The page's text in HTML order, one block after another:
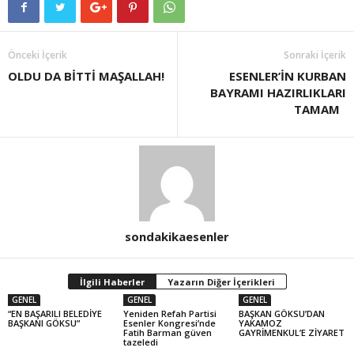
Önceki İçerik
OLDU DA BİTTİ MAŞALLAH!
Sonraki İçerik
ESENLER’İN KURBAN
BAYRAMI HAZIRLIKLARI
TAMAM
sondakikaesenler
İlgili Haberler Yazarın Diğer İçerikleri
GENEL
“EN BAŞARILI BELEDİYE
BAŞKANI GÖKSU”
GENEL
Yeniden Refah Partisi
Esenler Kongresi’nde
Fatih Barman güven
tazeledi
GENEL
BAŞKAN GÖKSU’DAN
YAKAMOZ
GAYRİMENKUL’E ZİYARET